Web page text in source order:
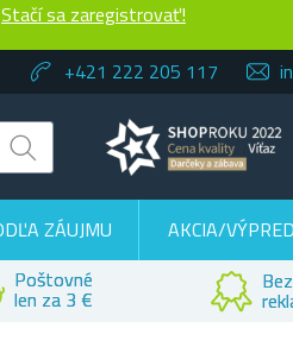
Stačí sa zaregistrovať!
+421 222 205 117
ZÁUJMU AKCIA/
Poštovné
len za 3 €